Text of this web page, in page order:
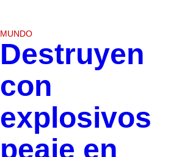
MUNDO
Destruyen
con
explosivos
peaje en